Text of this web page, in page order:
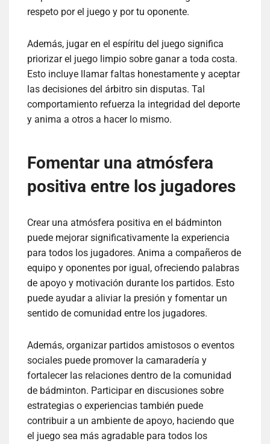
respeto por el juego y por tu oponente.
Además, jugar en el espíritu del juego significa
priorizar el juego limpio sobre ganar a toda costa.
Esto incluye llamar faltas honestamente y aceptar
las decisiones del árbitro sin disputas. Tal
comportamiento refuerza la integridad del deporte
y anima a otros a hacer lo mismo.
Fomentar una atmósfera
positiva entre los jugadores
Crear una atmósfera positiva en el bádminton
puede mejorar significativamente la experiencia
para todos los jugadores. Anima a compañeros de
equipo y oponentes por igual, ofreciendo palabras
de apoyo y motivación durante los partidos. Esto
puede ayudar a aliviar la presión y fomentar un
sentido de comunidad entre los jugadores.
Además, organizar partidos amistosos o eventos
sociales puede promover la camaradería y
fortalecer las relaciones dentro de la comunidad
de bádminton. Participar en discusiones sobre
estrategias o experiencias también puede
contribuir a un ambiente de apoyo, haciendo que
el juego sea más agradable para todos los